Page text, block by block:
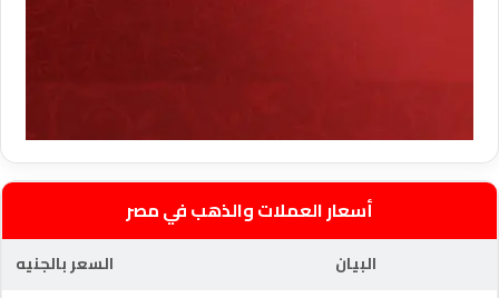
أسعار العملات والذهب في مصر
البيان
السعر بالجنيه